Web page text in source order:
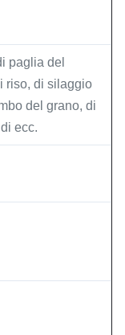
paglia del
riso, di silaggio
del grano, di
ecc.